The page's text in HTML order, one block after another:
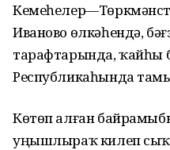
Иваново өлкәһендә,
тарафтарында, ҡайһы
Республикаһында
Көтөп алған
уңышлыраҡ килеп